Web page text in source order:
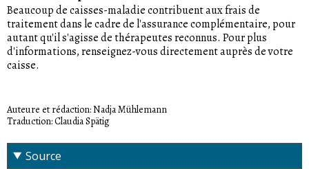
Beaucoup de caisses-maladie contribuent aux frais de
traitement dans le cadre de l'assurance complémentaire, pour
autant qu'il s'agisse de thérapeutes reconnus. Pour plus
d'informations, renseignez-vous directement auprès de votre
caisse.
Auteure et rédaction: Nadja Mühlemann
Traduction: Claudia Spätig
Source